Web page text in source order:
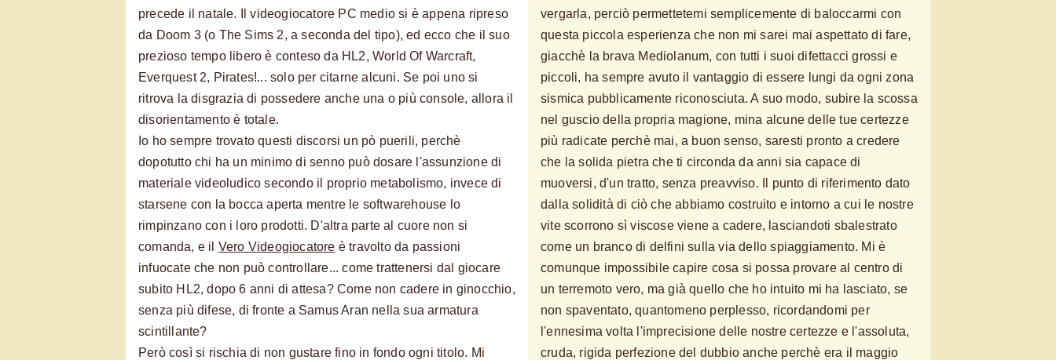
precede il natale. Il videogiocatore PC medio si è appena ripreso
da Doom 3 (o The Sims 2, a seconda del tipo), ed ecco che il suo
prezioso tempo libero è conteso da HL2, World Of Warcraft,
Everquest 2, Pirates!... solo per citarne alcuni. Se poi uno si
ritrova la disgrazia di possedere anche una o più console, allora il
disorientamento è totale.
Io ho sempre trovato questi discorsi un pò puerili, perchè
dopotutto chi ha un minimo di senno può dosare l'assunzione di
materiale videoludico secondo il proprio metabolismo, invece di
starsene con la bocca aperta mentre le softwarehouse lo
rimpinzano con i loro prodotti. D'altra parte al cuore non si
comanda, e il Vero Videogiocatore è travolto da passioni
infuocate che non può controllare... come trattenersi dal giocare
subito HL2, dopo 6 anni di attesa? Come non cadere in ginocchio,
senza più difese, di fronte a Samus Aran nella sua armatura
scintillante?
Però così si rischia di non gustare fino in fondo ogni titolo. Mi
vergarla, perciò permettetemi semplicemente di baloccarmi con
questa piccola esperienza che non mi sarei mai aspettato di fare,
giacchè la brava Mediolanum, con tutti i suoi difettacci grossi e
piccoli, ha sempre avuto il vantaggio di essere lungi da ogni zona
sismica pubblicamente riconosciuta. A suo modo, subire la scossa
nel guscio della propria magione, mina alcune delle tue certezze
più radicate perchè mai, a buon senso, saresti pronto a credere
che la solida pietra che ti circonda da anni sia capace di
muoversi, d'un tratto, senza preavviso. Il punto di riferimento dato
dalla solidità di ciò che abbiamo costruito e intorno a cui le nostre
vite scorrono sì viscose viene a cadere, lasciandoti sbalestrato
come un branco di delfini sulla via dello spiaggiamento. Mi è
comunque impossibile capire cosa si possa provare al centro di
un terremoto vero, ma già quello che ho intuito mi ha lasciato, se
non spaventato, quantomeno perplesso, ricordandomi per
l'ennesima volta l'imprecisione delle nostre certezze e l'assoluta,
cruda, rigida perfezione del dubbio anche perchè era il maggio